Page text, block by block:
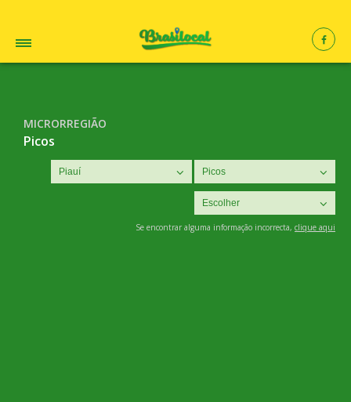
MICRORREGIÃO
Picos
Se encontrar alguma informação incorrecta, clique aqui